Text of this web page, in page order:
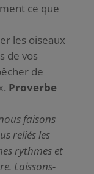
ce que
les oiseaux
de vos
de
Proverbe
faisons
reliés les
rythmes et
Laissons-